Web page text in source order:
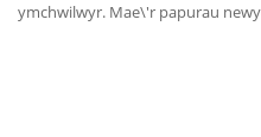
ymchwilwyr. Mae\'r papurau